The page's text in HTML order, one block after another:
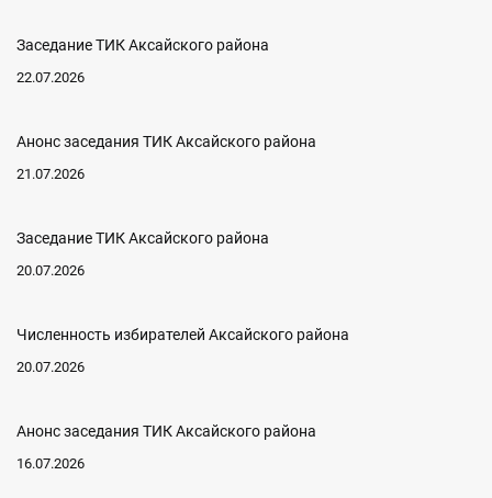
Заседание ТИК Аксайского района
22.07.2026
Анонс заседания ТИК Аксайского района
21.07.2026
Заседание ТИК Аксайского района
20.07.2026
Численность избирателей Аксайского района
20.07.2026
Анонс заседания ТИК Аксайского района
16.07.2026